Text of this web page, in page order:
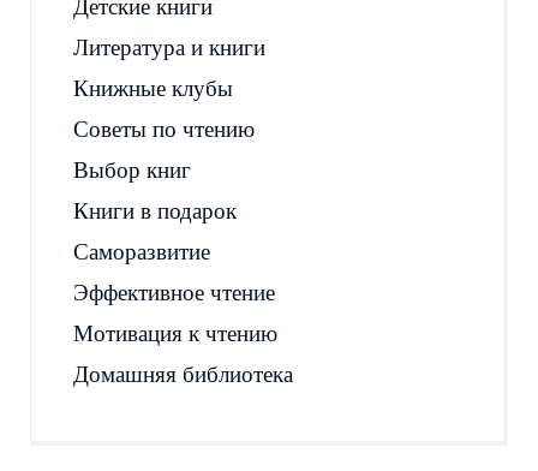
Детские книги
Литература и книги
Книжные клубы
Советы по чтению
Выбор книг
Книги в подарок
Саморазвитие
Эффективное чтение
Мотивация к чтению
Домашняя библиотека